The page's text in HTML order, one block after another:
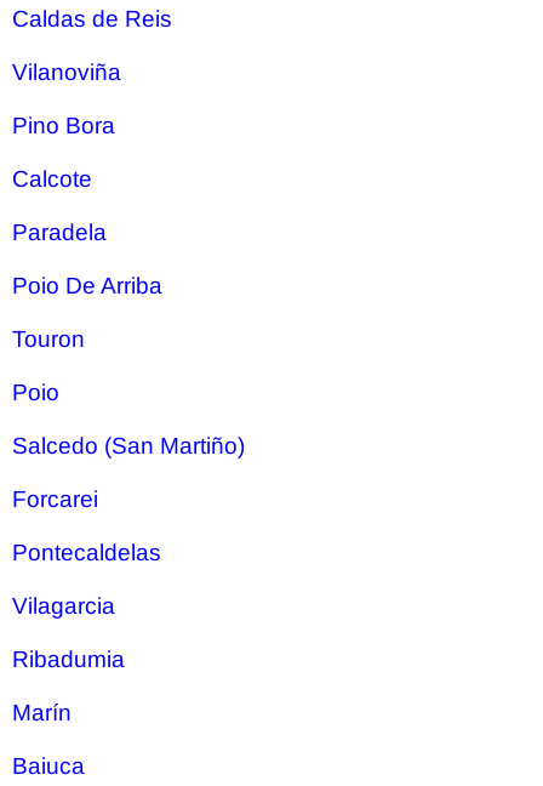
Caldas de Reis
Vilanoviña
Pino Bora
Calcote
Paradela
Poio De Arriba
Touron
Poio
Salcedo (San Martiño)
Forcarei
Pontecaldelas
Vilagarcia
Ribadumia
Marín
Baiuca